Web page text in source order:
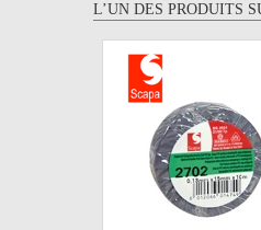
L’UN DES PRODUITS